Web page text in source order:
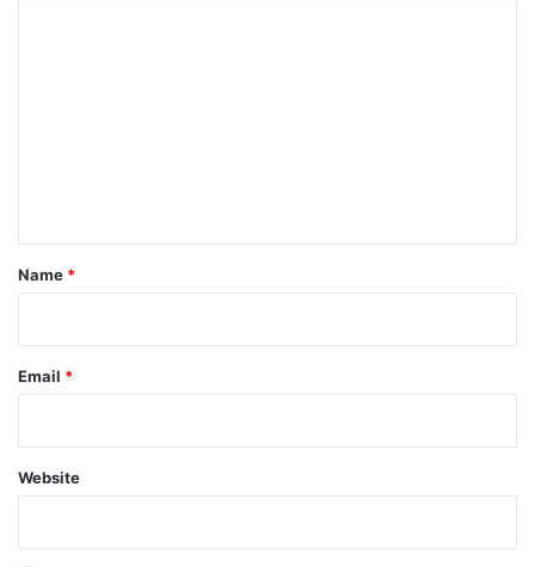
*
Name *
Email *
Website